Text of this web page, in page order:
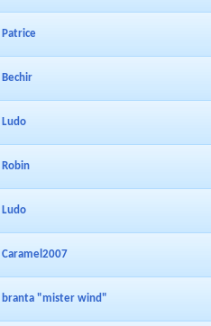
Patrice
Bechir
Ludo
Robin
Ludo
Caramel2007
branta "mister wind"